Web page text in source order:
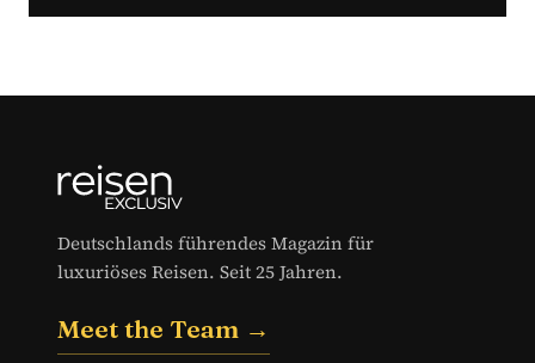
Deutschlands führendes Magazin für
luxuriöses Reisen. Seit 25 Jahren.
Meet the Team →